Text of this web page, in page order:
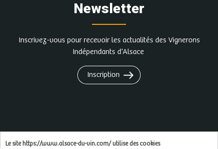
Newsletter
Inscrivez-vous pour recevoir les actualités des Vignerons
Indépendants d’Alsace
Inscription
L'abus d'alcool est dangereux pour la santé, à
Le site https://www.alsace-du-vin.com/ utilise des cookies